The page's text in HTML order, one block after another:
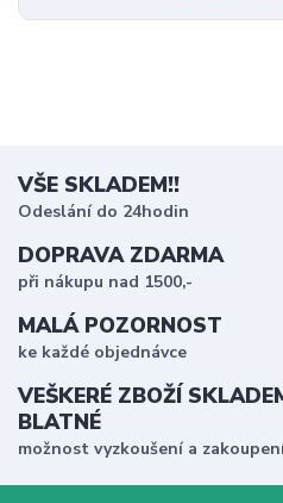
VŠE SKLADEM!!
Odeslání do 24hodin
DOPRAVA ZDARMA
při nákupu nad 1500,-
MALÁ POZORNOST
ke každé objednávce
VEŠKERÉ ZBOŽÍ
BLATNÉ
možnost vyzkoušení a